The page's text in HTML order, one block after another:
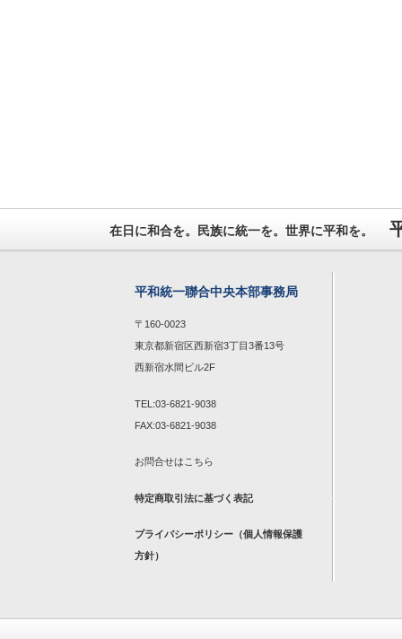
在日に和合を。民族に統一を。世界に平和を。
平和統一聯合中央本部事務局
〒160-0023
東京都新宿区西新宿3丁目3番13号
西新宿水間ビル2F
TEL:03-6821-9038
FAX:03-6821-9038
お問合せは こちら
特定商取引法に基づく表記
プライバシーポリシー（個人情報保護
方針）